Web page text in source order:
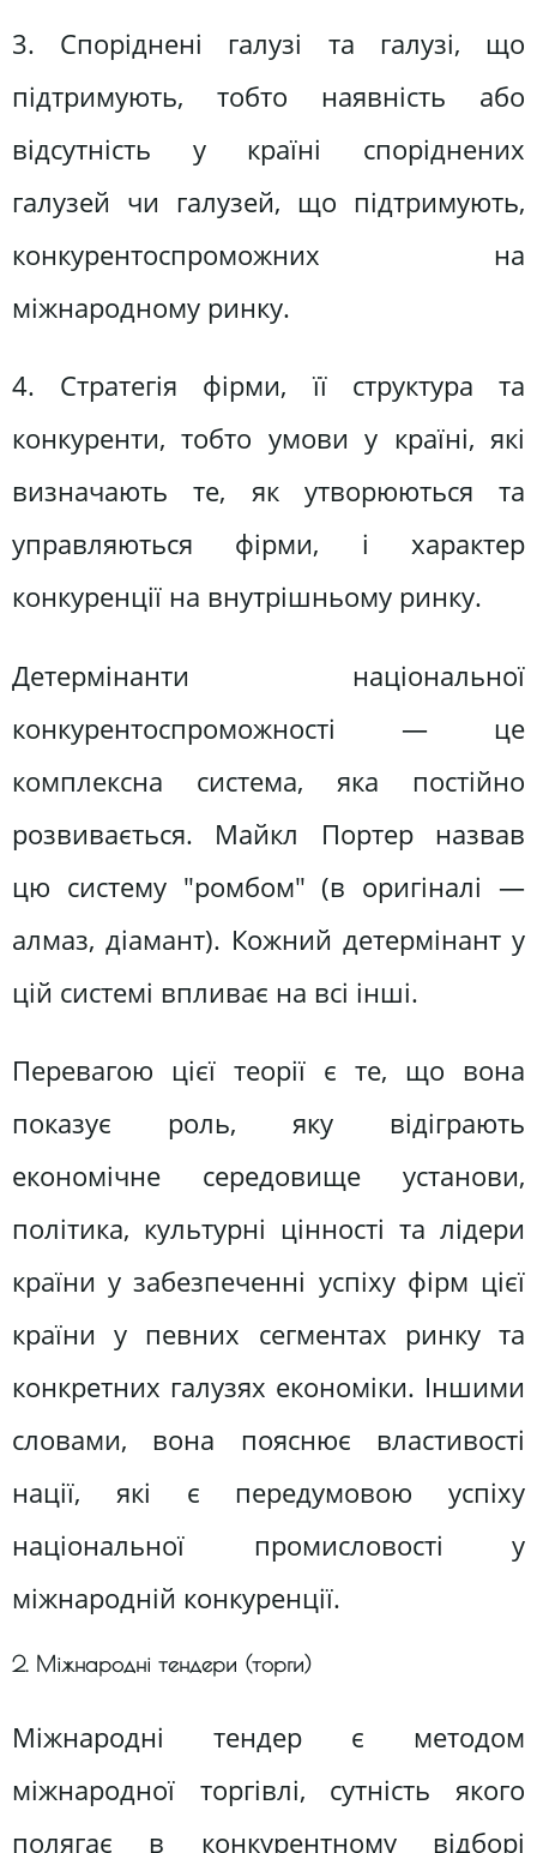
3. Споріднені галузі та галузі, що
підтримують, тобто наявність або
відсутність у країні споріднених
галузей чи галузей, що підтримують,
конкурентоспроможних на
міжнародному ринку.
4. Стратегія фірми, її структура та
конкуренти, тобто умови у країні, які
визначають те, як утворюються та
управляються фірми, і характер
конкуренції на внутрішньому ринку.
Детермінанти національної
конкурентоспроможності — це
комплексна система, яка постійно
розвивається. Майкл Портер назвав
цю систему "ромбом" (в оригіналі —
алмаз, діамант). Кожний детермінант у
цій системі впливає на всі інші.
Перевагою цієї теорії є те, що вона
показує роль, яку відіграють
економічне середовище установи,
політика, культурні цінності та лідери
країни у забезпеченні успіху фірм цієї
країни у певних сегментах ринку та
конкретних галузях економіки. Іншими
словами, вона пояснює властивості
нації, які є передумовою успіху
національної промисловості у
міжнародній конкуренції.
2. Міжнародні тендери (торги)
Міжнародні тендер є методом
міжнародної торгівлі, сутність якого
полягає в конкурентному відборі